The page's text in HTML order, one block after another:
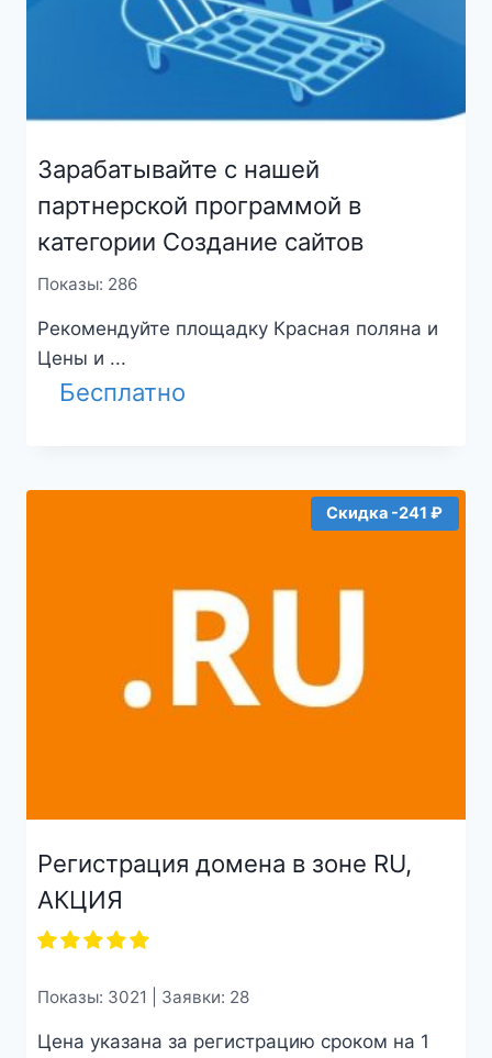
Зарабатывайте с нашей
партнерской программой в
категории Создание сайтов
Показы: 286
Рекомендуйте площадку Красная поляна и
Цены и ...
Бесплатно
Скидка -241 ₽
Регистрация домена в зоне RU,
АКЦИЯ
Показы: 3021 | Заявки: 28
Цена указана за регистрацию сроком на 1